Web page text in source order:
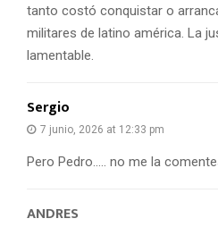
tanto costó conquistar o
militares de latino américa. La
lamentable.
Sergio
7 junio, 2026 at 12:33 pm
Pero Pedro….. no me la
ANDRES